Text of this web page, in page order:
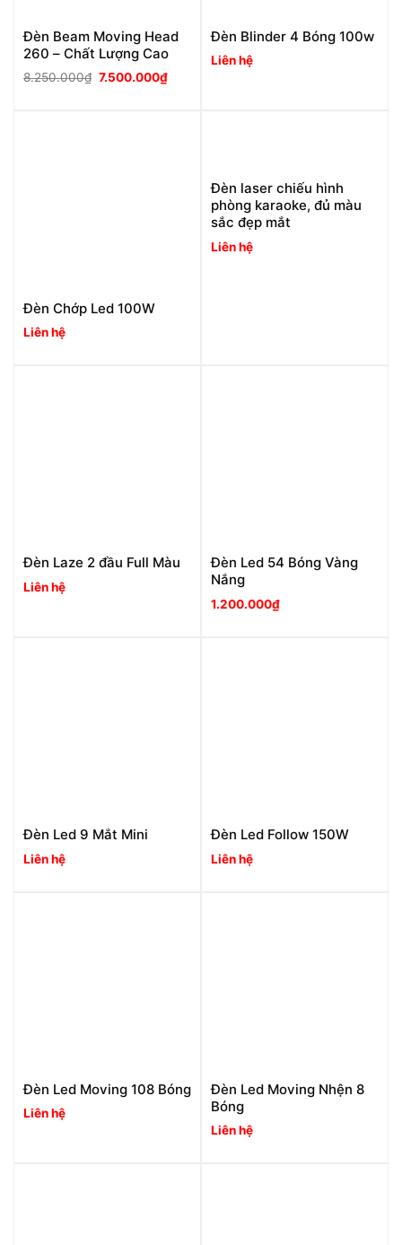
Đèn Beam Moving Head
260 – Chất Lượng Cao
8.250.000₫ Giá
7.500.000₫Giá
Đèn Blinder 4 Bóng 100w
Liên hệ
Đèn Chớp Led 100W
Liên hệ
Đèn laser chiếu hình
phòng karaoke, đủ màu
sắc đẹp mắt
Liên hệ
Đèn Laze 2 đầu Full Màu
Liên hệ
Đèn Led 54 Bóng Vàng
Nắng
1.200.000₫
Đèn Led 9 Mắt Mini
Liên hệ
Đèn Led Follow 150W
Liên hệ
Đèn Led Moving 108 Bóng
Liên hệ
Đèn Led Moving Nhện 8
Bóng
Liên hệ